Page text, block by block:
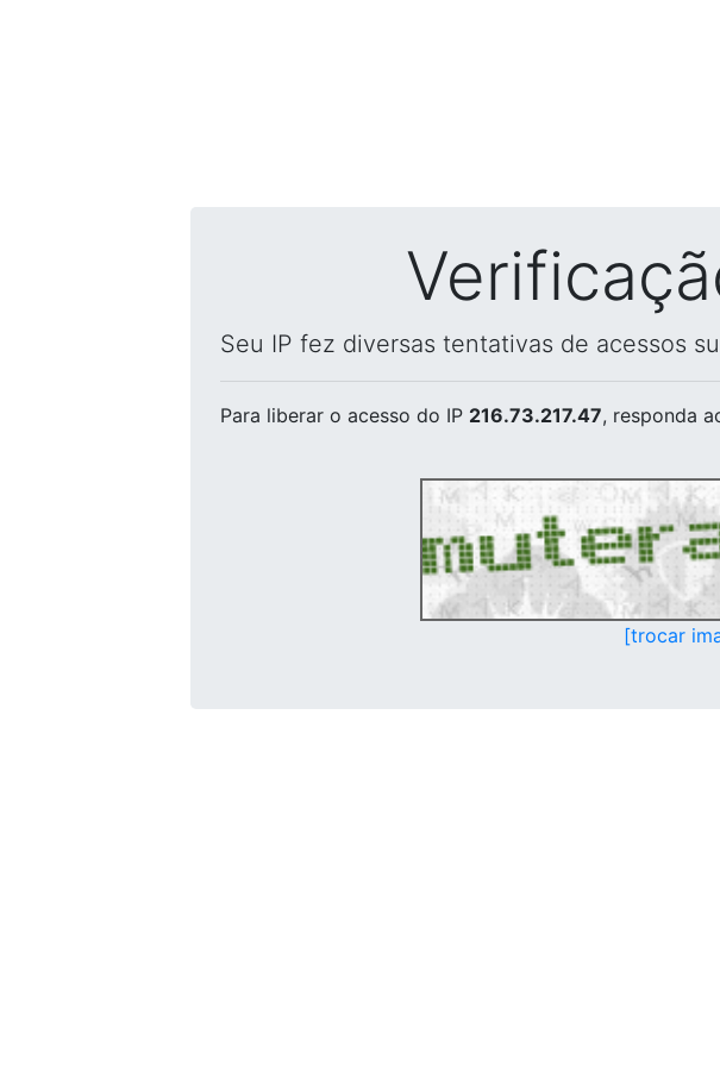
Seu IP fez diversas tentativas de acessos
Para liberar o acesso do IP 216.73.217.47, responda
[trocar